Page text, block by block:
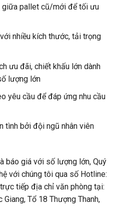
pallet cũ/mới để tối ưu
nhiều kích thước, tải trọng
ưu đãi, chiết khấu lớn dành
lượng lớn
yêu cầu để đáp ứng nhu cầu
tình bởi đội ngũ nhân viên
báo giá với số lượng lớn, Quý
với chúng tôi qua số Hotline:
tiếp địa chỉ văn phòng tại:
Tổ 18 Thượng Thanh,